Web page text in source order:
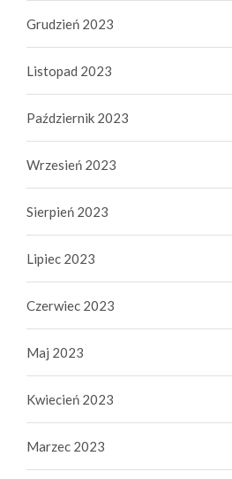
Grudzień 2023
Listopad 2023
Październik 2023
Wrzesień 2023
Sierpień 2023
Lipiec 2023
Czerwiec 2023
Maj 2023
Kwiecień 2023
Marzec 2023